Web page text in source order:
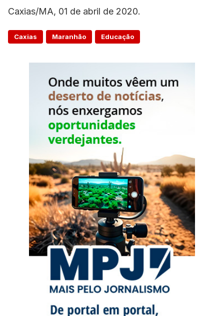
Caxias/MA, 01 de abril de 2020.
Caxias Maranhão Educação